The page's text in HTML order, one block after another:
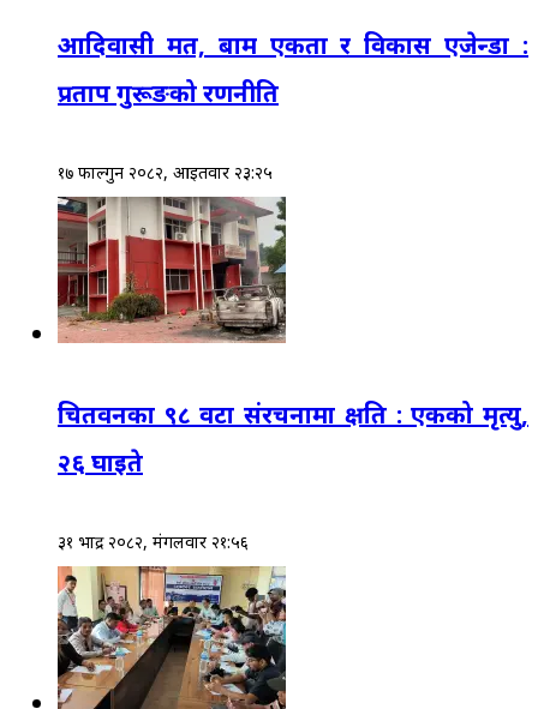
आदिवासी मत, बाम एकता र विकास एजेन्डा :
प्रताप गुरूङको रणनीति
१७ फाल्गुन २०८२, आईतवार २३:२५
चितवनका ९८ वटा संरचनामा क्षति : एकको मृत्यु,
२६ घाइते
३१ भाद्र २०८२, मंगलवार २१:५६